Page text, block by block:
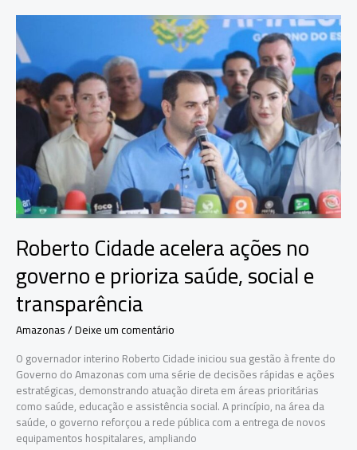
do
Auxílio
Estadual
Permanente
para
300
mil
famílias
Roberto Cidade acelera ações no
governo e prioriza saúde, social e
transparência
Amazonas/Deixe um comentário
O governador interino Roberto Cidade iniciou sua gestão à frente do
Governo do Amazonas com uma série de decisões rápidas e ações
estratégicas, demonstrando atuação direta em áreas prioritárias
como saúde, educação e assistência social. A princípio, na área da
saúde, o governo reforçou a rede pública com a entrega de novos
equipamentos hospitalares, ampliando